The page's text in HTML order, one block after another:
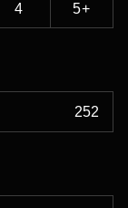
4 5+